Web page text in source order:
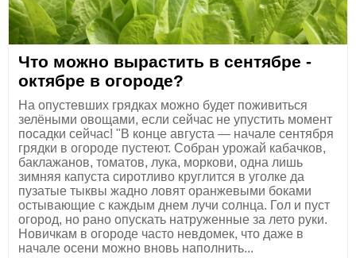
Что можно вырастить в сентябре -
октябре в огороде?
На опустевших грядках можно будет поживиться
зелёными овощами, если сейчас не упустить момент
посадки сейчас! "В конце августа — начале сентября
грядки в огороде пустеют. Собран урожай кабачков,
баклажанов, томатов, лука, моркови, одна лишь
зимняя капуста сиротливо круглится в уголке да
пузатые тыквы жадно ловят оранжевыми боками
остывающие с каждым днем лучи солнца. Гол и пуст
огород, но рано опускать натруженные за лето руки.
Новичкам в огороде часто невдомек, что даже в
начале осени можно вновь наполнить...